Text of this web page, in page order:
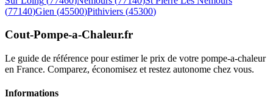
(77140)Gien (45500)Pithiviers (45300)
Cout-Pompe-a-Chaleur.fr
Le guide de référence pour estimer le prix de votre pompe-a-chaleur
en France. Comparez, économisez et restez autonome chez vous.
Informations